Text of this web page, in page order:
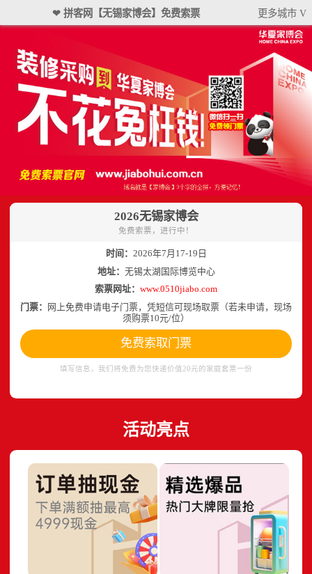
❤ 拼客网【无锡家博会】免费索票 更多城市 V
2026无锡家博会
免费索票，进行中！
时间： 2026年7月17-19日
地址： 无锡太湖国际博览中心
索票网址： www.0510jiabo.com
门票：
网上免费申请电子门票，凭短信可现场取票（若未申请，现场
须购票10元/位）
免费索取门票
填写信息，我们将免费为您快递价值20元的家庭套票一份
活动亮点